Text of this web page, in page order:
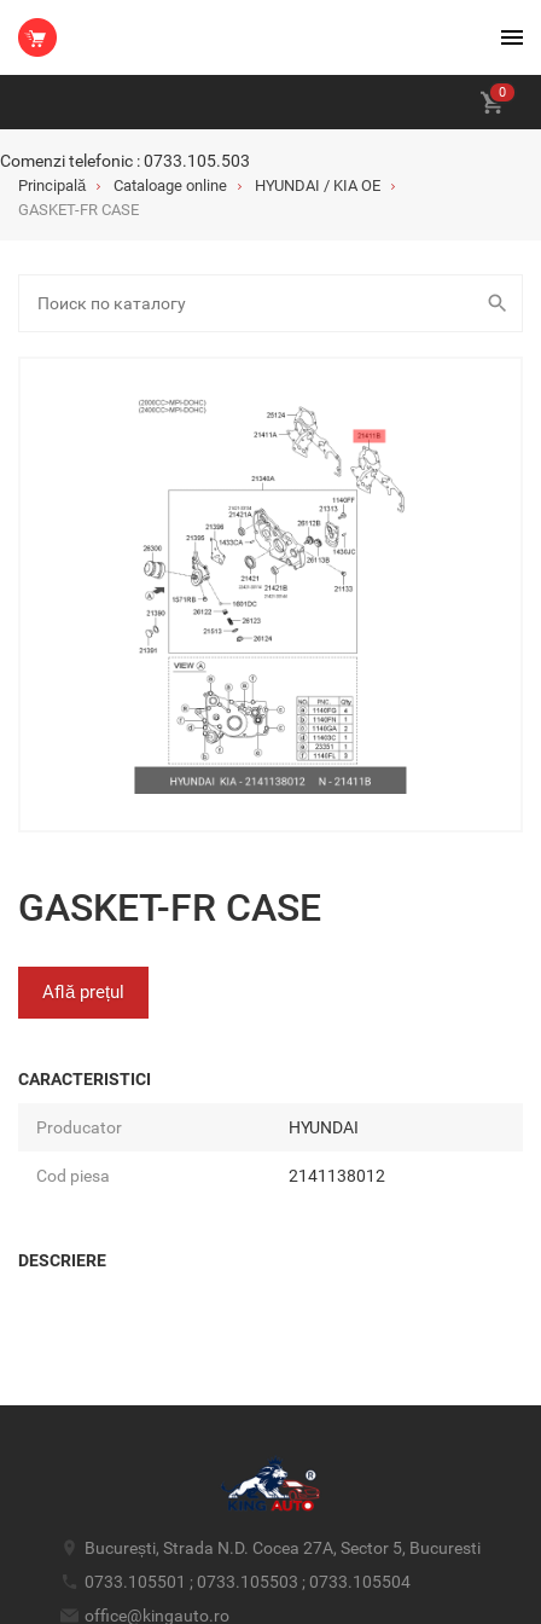
0
Comenzi telefonic : 0733.105.503
Principală Cataloage online
HYUNDAI / KIA OE
GASKET-FR CASE
GASKET-FR CASE
Află prețul
CARACTERISTICI
Producator HYUNDAI
Cod piesa 2141138012
DESCRIERE
București, Strada N.D. Cocea 27A, Sector 5, Bucuresti
0733.105501 ; 0733.105503 ; 0733.105504
office@kingauto.ro